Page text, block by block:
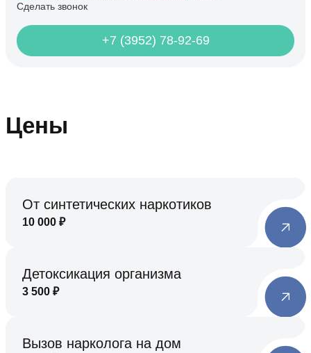
Сделать звонок
+7 (3952) 78-92-69
Цены
От синтетических наркотиков
10 000 ₽
Детоксикация организма
3 500 ₽
Вызов нарколога на дом